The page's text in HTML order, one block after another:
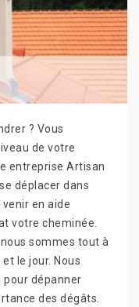
? Vous
de votre
entreprise Artisan
déplacer dans
en aide
votre cheminée.
sommes tout à
le jour. Nous
dépanner
des dégâts.